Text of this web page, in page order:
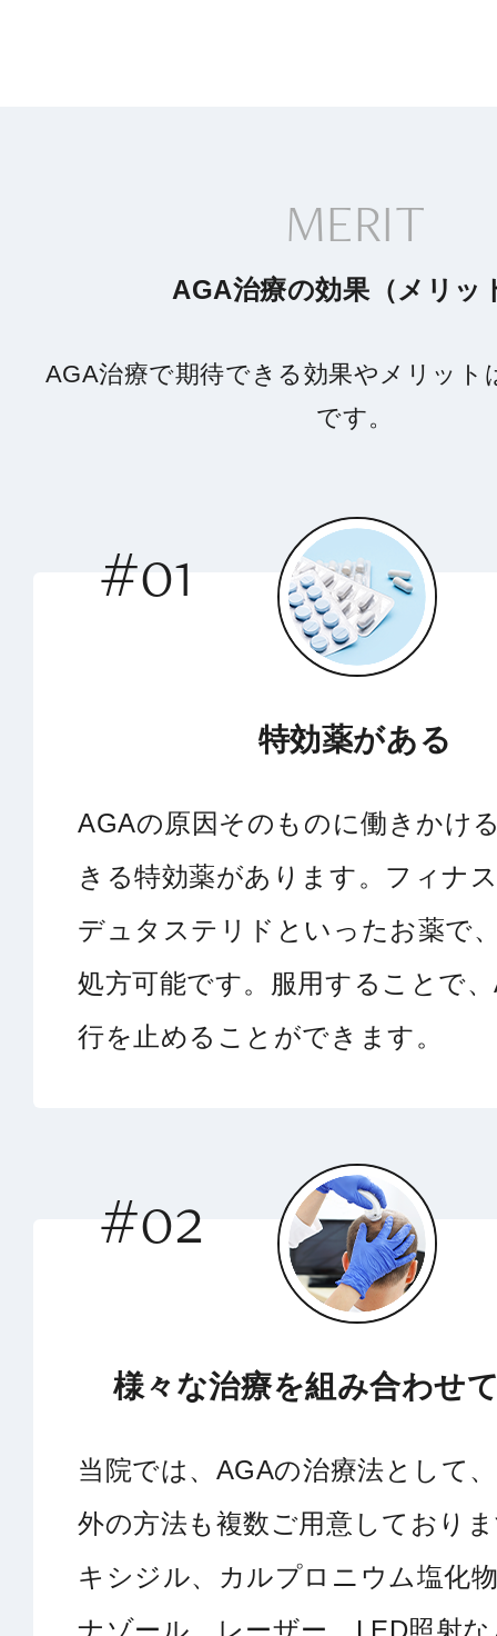
AGA治療の効果（メリッ
MERIT
AGA治療で期待できる効果やメリット
です。
#01
特効薬がある
AGAの原因そのものに働きかけ
きる特効薬があります。フィナ
デュタステリドといったお薬で
処方可能です。服用することで
行を止めることができます。
#02
様々な治療を組み合わせ
当院では、AGAの治療法として
外の方法も複数ご用意しており
キシジル、カルプロニウム塩化
ナゾール、レーザー、LED照射